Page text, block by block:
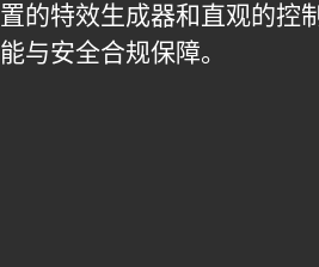
置的特效生成器和直观的控
能与安全合规保障。